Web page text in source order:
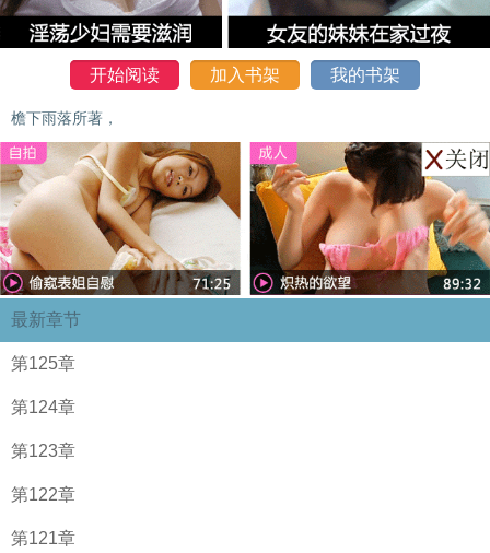
开始阅读 加入书架 我的书架
檐下雨落所著，
最新章节
第125章
第124章
第123章
第122章
第121章